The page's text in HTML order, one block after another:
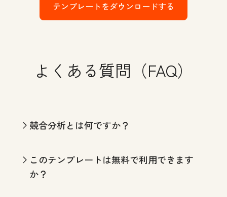
テンプレートをダウンロードする
よくある質問（FAQ）
競合分析とは何ですか？
このテンプレートは無料で利用できます
か？